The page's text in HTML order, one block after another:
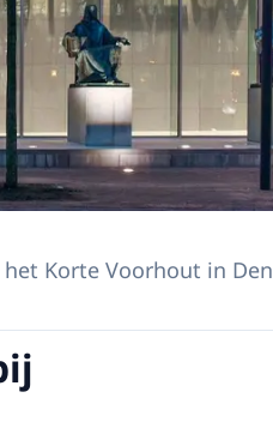
Korte Voorhout in Den